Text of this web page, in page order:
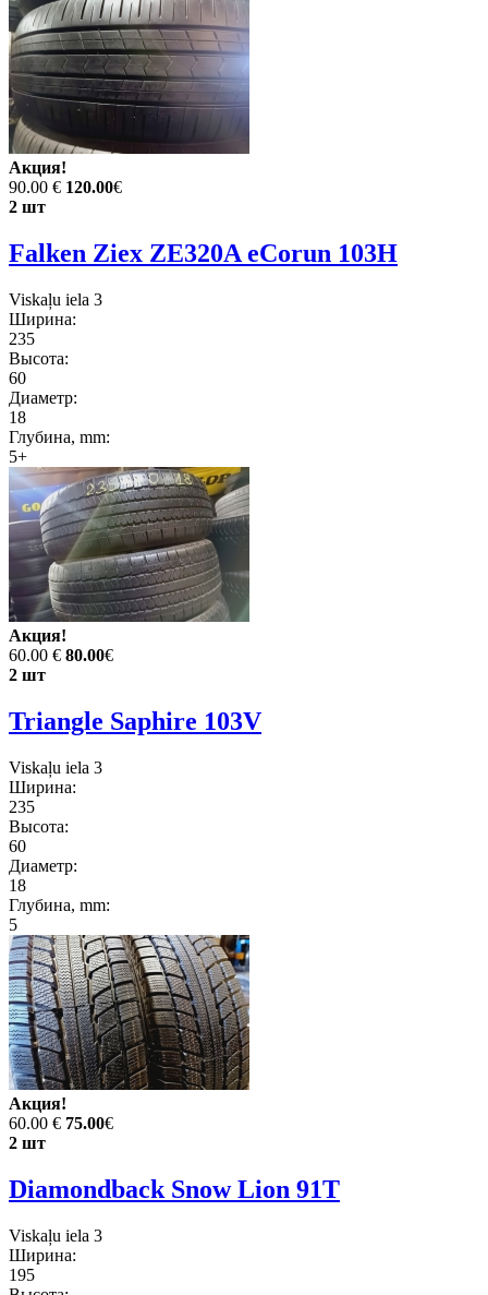
Акция!
90.00 € 120.00€
2 шт
Falken Ziex ZE320A eCorun 103H
Viskaļu iela 3
Ширина:
235
Высота:
60
Диаметр:
18
Глубина, mm:
5+
Акция!
60.00 € 80.00€
2 шт
Triangle Saphire 103V
Viskaļu iela 3
Ширина:
235
Высота:
60
Диаметр:
18
Глубина, mm:
5
Акция!
60.00 € 75.00€
2 шт
Diamondback Snow Lion 91T
Viskaļu iela 3
Ширина:
195